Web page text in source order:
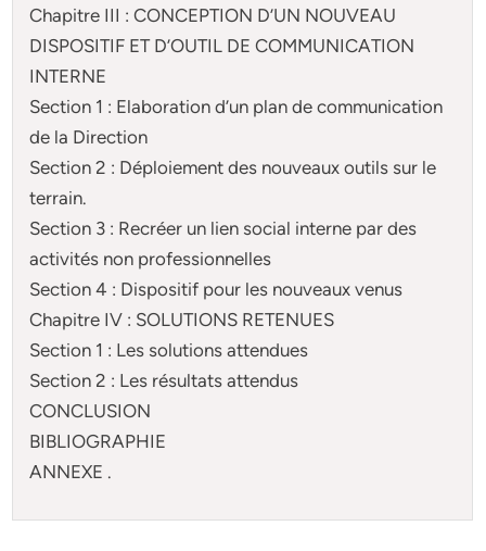
Chapitre III : CONCEPTION D’UN NOUVEAU
DISPOSITIF ET D’OUTIL DE COMMUNICATION
INTERNE
Section 1 : Elaboration d’un plan de communication
de la Direction
Section 2 : Déploiement des nouveaux outils sur le
terrain.
Section 3 : Recréer un lien social interne par des
activités non professionnelles
Section 4 : Dispositif pour les nouveaux venus
Chapitre IV : SOLUTIONS RETENUES
Section 1 : Les solutions attendues
Section 2 : Les résultats attendus
CONCLUSION
BIBLIOGRAPHIE
ANNEXE .